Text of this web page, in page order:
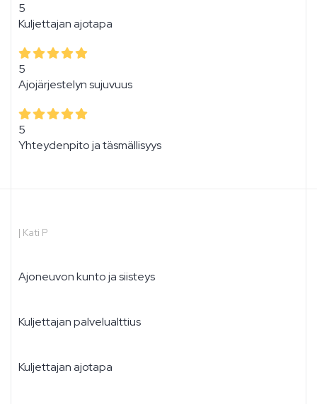
5
Kuljettajan ajotapa
5
Ajojärjestelyn sujuvuus
5
Yhteydenpito ja täsmällisyys
| Kati P
Ajoneuvon kunto ja siisteys
Kuljettajan palvelualttius
Kuljettajan ajotapa